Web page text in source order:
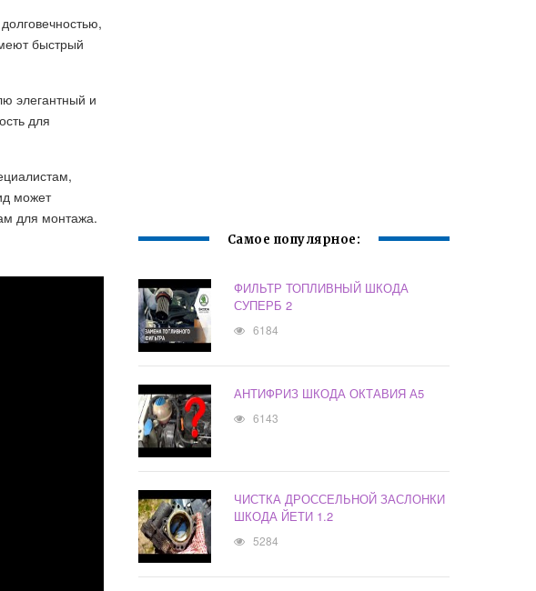
быстрый
элегантный и
для
может
для монтажа.
Самое популярное:
ФИЛЬТР ТОПЛИВНЫЙ ШКОДА
СУПЕРБ 2
6184
АНТИФРИЗ ШКОДА ОКТАВИЯ А5
6143
ЧИСТКА ДРОССЕЛЬНОЙ ЗАСЛОНКИ
ШКОДА ЙЕТИ 1.2
5284